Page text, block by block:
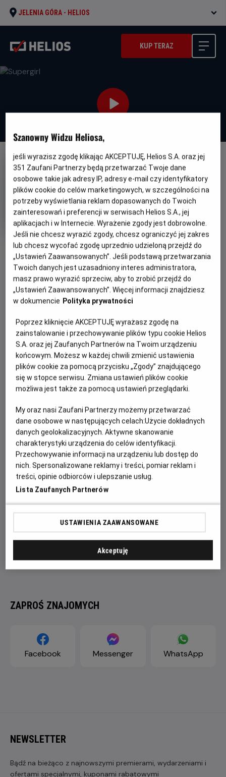
JELENIA GÓRA - HELIOS
KUP TERAZ
DUBBING
OBSERWUJ
Supergirl
Oryginalny
tytuł
Supergirl Gatunek
Fantasy / Akcja
Minimalny
wiek
Od 13 lat
Czas
trwania
108 min
Kraj
i
rok
produkcji
USA (2026)
OCENA HELIOS
6.1
PREMIERA
26 czerwca 2026
Craig Gillespie Ana Nogueira
OBSADA
Matthias Schoenaerts, Jason Momoa, Milly Alcock, Emily
Beecham
WIĘCEJ SZCZEGÓŁÓW
Supergirl, najnowszy wielkoekranowy film DC Studios, trafi
do kin całego świata tego lata za pośrednictwem Warner
Bros. Pictures. Milly Alcock gra w nim podwójną rolę
Supergirl i Kary Zor-El. Obraz reżyseruje Craig Gillespie na
podstawie scenariusza Any Nogueiry. Kiedy nieoczekiwany i
domu, Kara Zor-El, znana też jako Supergirl, niechętnie
łączy siły z zaskakującym towarzyszem w pełnej przygód,
międzygalaktycznej podróży w poszukiwaniu zemsty i
sprawiedliwości.
ZAPROŚ ZNAJOMYCH
Facebook Messenger WhatsApp
NEWSLETTER
Bądź na bieżąco z najnowszymi premierami, wydarzeniami i
ofertami specjalnymi, kuponami rabatowymi
Szanowny Widzu Heliosa,
jeśli wyrazisz zgodę klikając AKCEPTUJĘ, Helios S.A. oraz jej
351 Zaufani Partnerzy będą przetwarzać Twoje dane
osobowe takie jak adresy IP, adresy e-mail czy identyfikatory
plików cookie do celów marketingowych, w szczególności na
potrzeby wyświetlania reklam dopasowanych do Twoich
zainteresowań i preferencji w serwisach Helios S.A., jej
aplikacjach i w Internecie. Wyrażenie zgody jest dobrowolne.
Jeśli nie chcesz wyrazić zgody, chcesz ograniczyć jej zakres
lub chcesz wycofać zgodę uprzednio udzieloną przejdź do
„Ustawień Zaawansowanych”. Jeśli podstawą przetwarzania
Twoich danych jest uzasadniony interes administratora,
masz prawo wyrazić sprzeciw, aby to zrobić przejdź do
„Ustawień Zaawansowanych”. Więcej informacji znajdziesz
w dokumencie Polityka prywatności
Poprzez kliknięcie AKCEPTUJĘ wyrażasz zgodę na
zainstalowanie i przechowywanie plików typu cookie Helios
S.A. oraz jej Zaufanych Partnerów na Twoim urządzeniu
końcowym. Możesz w każdej chwili zmienić ustawienia
plików cookie za pomocą przycisku „Zgody” znajdującego
się w stopce serwisu. Zmiana ustawień plików cookie
możliwa jest także za pomocą ustawień przeglądarki.
My oraz nasi Zaufani Partnerzy możemy przetwarzać
dane osobowe w następujących celach:Użycie dokładnych
danych geolokalizacyjnych. Aktywne skanowanie
charakterystyki urządzenia do celów identyfikacji.
Przechowywanie informacji na urządzeniu lub dostęp do
nich. Spersonalizowane reklamy i treści, pomiar reklam i
treści, opinie odbiorców i ulepszanie usług.
Lista Zaufanych Partnerów
USTAWIENIA ZAAWANSOWANE
Akceptuję